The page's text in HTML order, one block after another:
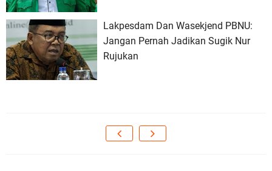
Lakpesdam Dan Wasekjend PBNU:
Jangan Pernah Jadikan Sugik Nur
Rujukan